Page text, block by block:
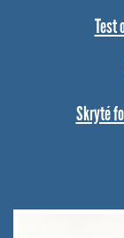
Test
Skryté